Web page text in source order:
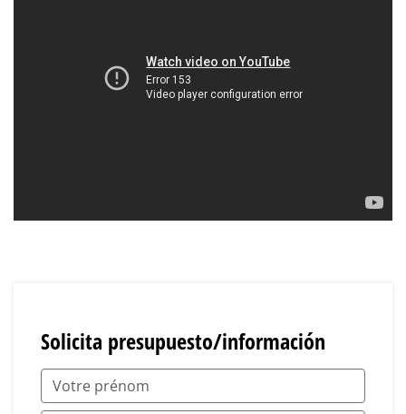
Solicita presupuesto/información